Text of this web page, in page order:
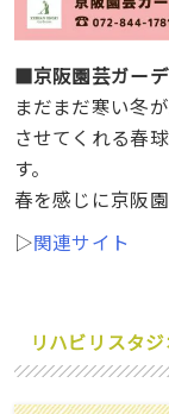
■京阪園芸ガー
まだまだ寒い冬
させてくれる春
す。
春を感じに京阪
▷関連サイト
リハビリスタ